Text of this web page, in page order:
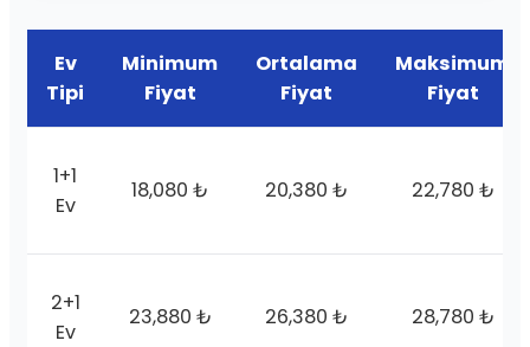
Ev
Tipi
Minimum
Fiyat
Ortalama
Fiyat
Maksimum
Fiyat
1+1
Ev
18,080 ₺ 20,380 ₺ 22,780 ₺
2+1
Ev
23,880 ₺ 26,380 ₺ 28,780 ₺